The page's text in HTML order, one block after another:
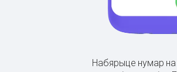
Набярыце нумар на